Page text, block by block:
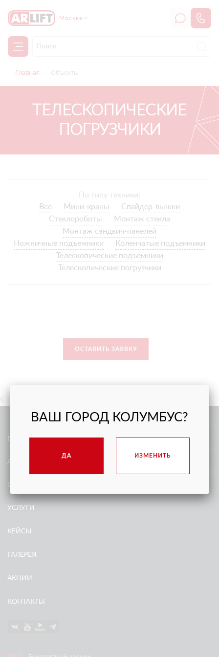
Москва
Главная Объекты
ТЕЛЕСКОПИЧЕСКИЕ
ПОГРУЗЧИКИ
По типу техники:
Все
Мини-краны
Спайдер-вышки
Стеклороботы
Монтаж стекла
Монтаж сэндвич-панелей
Ножничные подъемники
Коленчатые подъемники
Телескопические подъемники
Телескопические погрузчики
ОСТАВИТЬ ЗАЯВКУ
S
ПРОДАЖА
АРЕНДА
О КОМПАНИИ
УСЛУГИ
КЕЙСЫ
ГАЛЕРЕЯ
АКЦИИ
КОНТАКТЫ
ВАШ ГОРОД КОЛУМБУС?
ДА ИЗМЕНИТЬ